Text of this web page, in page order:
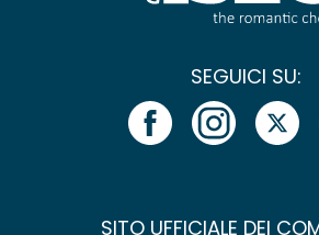
SEGUICI SU:
SITO UFFICIALE DEI